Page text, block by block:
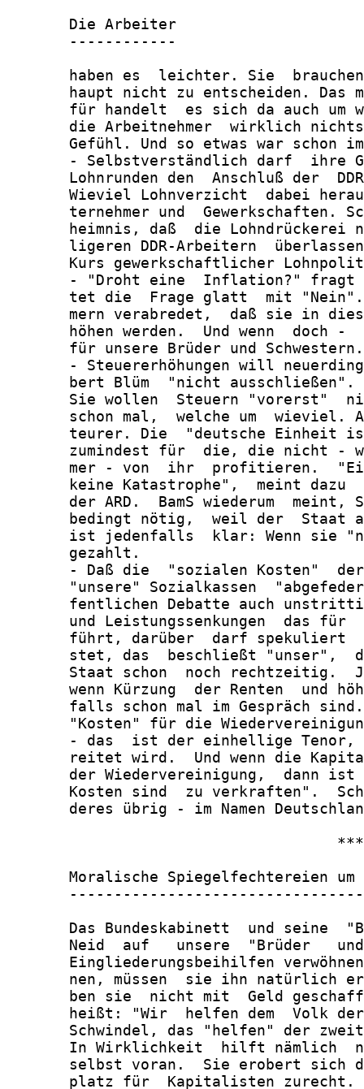
       Die Arbeiter
       ------------
haben es  leichter. Sie
haupt nicht zu entscheiden. Das
für handelt  es sich da auch um
die Arbeitnehmer  wirklich
Gefühl. Und so etwas war schon
- Selbstverständlich darf  ihre
Lohnrunden den  Anschluß der
Wieviel Lohnverzicht  dabei
ternehmer und  Gewerkschaften.
heimnis, daß  die Lohndrückerei
ligeren DDR-Arbeitern
Kurs gewerkschaftlicher
- "Droht eine  Inflation?"
tet die  Frage glatt  mit
mern verabredet,  daß sie in
höhen werden.  Und wenn  doch -
       für unsere Brüder und Schwestern.
- Steuererhöhungen will
bert Blüm  "nicht
Sie wollen  Steuern "vorerst"
schon mal,  welche um  wieviel.
teurer. Die  "deutsche Einheit
zumindest für  die, die nicht -
mer - von  ihr  profitieren.
keine Katastrophe",  meint dazu
der ARD.  BamS wiederum  meint,
bedingt nötig,  weil der  Staat
ist jedenfalls  klar: Wenn sie
       gezahlt.
- Daß die  "sozialen Kosten"
"unsere" Sozialkassen
fentlichen Debatte auch
und Leistungssenkungen  das für
führt, darüber  darf spekuliert
stet, das  beschließt "unser",
Staat schon  noch rechtzeitig.
wenn Kürzung  der Renten  und
       falls schon mal im Gespräch sind.
"Kosten" für die
- das  ist der einhellige
reitet wird.  Und wenn die
der Wiedervereinigung,  dann
Kosten sind  zu verkraften".
deres übrig - im Namen
                                     ***
Moralische Spiegelfechtereien um
Das Bundeskabinett  und seine
Neid  auf   unsere  "Brüder
Eingliederungsbeihilfen
nen, müssen  sie ihn natürlich
ben sie  nicht mit  Geld
heißt: "Wir  helfen dem  Volk
Schwindel, das "helfen" der
In Wirklichkeit  hilft nämlich
selbst voran.  Sie erobert sich
platz für  Kapitalisten